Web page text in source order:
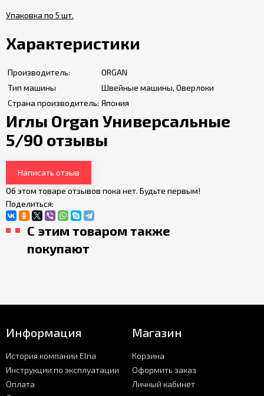
Упаковка по 5 шт.
Характеристики
Производитель:
ORGAN
Тип машины
Швейные машины, Оверлоки
Страна производитель: Япония
Иглы Organ Универсальные
5/90 отзывы
Написать отзыв
Об этом товаре отзывов пока нет. Будьте первым!
Поделиться:
С этим товаром также
покупают
Информация
История компании Elna
Инструкции по эксплуатации
Оплата
Магазин
Корзина
Оформить заказ
Личный кабинет